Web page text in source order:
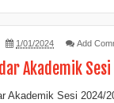
1/01/2024 Add
Akademik
Akademik Sesi 2024/